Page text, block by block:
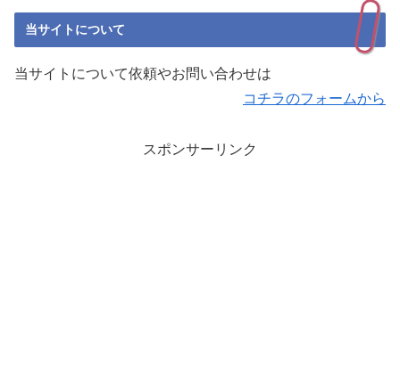
当サイトについて
当サイトについて依頼やお問い合わせは
コチラのフォームから
スポンサーリンク